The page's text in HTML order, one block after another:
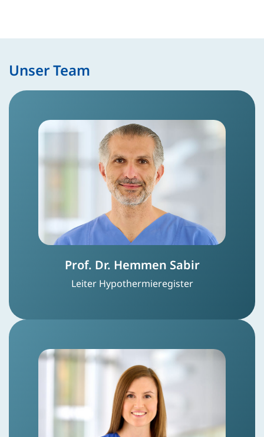
Unser Team
Prof. Dr. Hemmen Sabir
Leiter Hypothermieregister